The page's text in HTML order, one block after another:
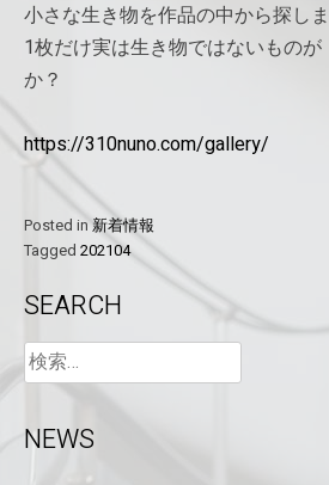
小さな生き物を作品の中から探し
1枚だけ実は生き物ではないもの
か？
https://310nuno.com/gallery/
Posted in新着情報
Tagged 202104
SEARCH
NEWS